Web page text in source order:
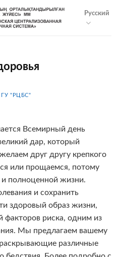
Русский
ГУ "РЦБС"
Всемирный день
дар, который
друг другу крепкого
или прощаемся, потому
и полноценной жизни.
и сохранить
здоровый образ жизни,
факторов риска, одним из
Мы предлагаем вашему
различные